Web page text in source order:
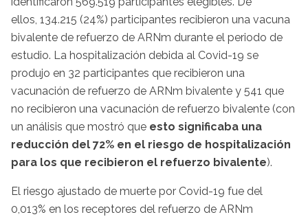
ellos, 134.215 (24%) participantes recibieron una vacuna
bivalente de refuerzo de ARNm durante el periodo de
estudio. La hospitalización debida al Covid-19 se
produjo en 32 participantes que recibieron una
vacunación de refuerzo de ARNm bivalente y 541 que
no recibieron una vacunación de refuerzo bivalente (con
un análisis que mostró que esto significaba una
reducción del 72% en el riesgo de hospitalización
para los que recibieron el refuerzo bivalente).
El riesgo ajustado de muerte por Covid-19 fue del
0,013% en los receptores del refuerzo de ARNm